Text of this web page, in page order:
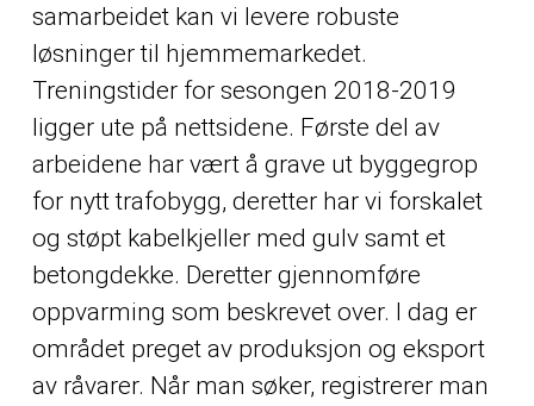
samarbeidet kan vi levere robuste
løsninger til hjemmemarkedet.
Treningstider for sesongen 2018-2019
ligger ute på nettsidene. Første del av
arbeidene har vært å grave ut byggegrop
for nytt trafobygg, deretter har vi forskalet
og støpt kabelkjeller med gulv samt et
betongdekke. Deretter gjennomføre
oppvarming som beskrevet over. I dag er
området preget av produksjon og eksport
av råvarer. Når man søker, registrerer man